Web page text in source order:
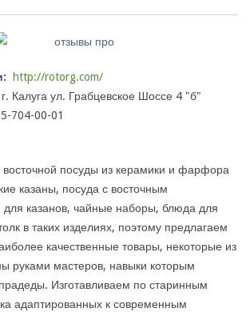
http://rotorg.com/
Калуга ул. Грабцевское Шоссе 4 "б"
704-00-01
восточной посуды из керамики и фарфора
казаны, посуда с восточным
казанов, чайные наборы, блюда для
в таких изделиях, поэтому предлагаем
качественные товары, некоторые из
руками мастеров, навыки которым
Изготавливаем по старинным
адаптированных к современным